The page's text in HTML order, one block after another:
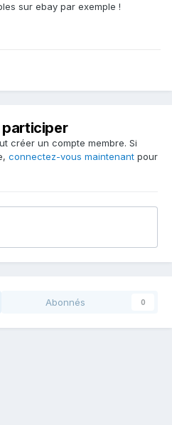
sur ebay par exemple !
participer
créer un compte membre. Si
connectez-vous maintenant pour
Abonnés 0